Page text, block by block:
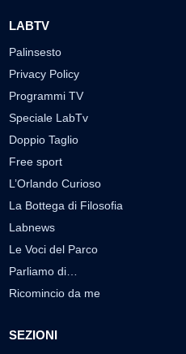
LABTV
Palinsesto
Privacy Policy
Programmi TV
Speciale LabTv
Doppio Taglio
Free sport
L’Orlando Curioso
La Bottega di Filosofia
Labnews
Le Voci del Parco
Parliamo di…
Ricomincio da me
SEZIONI